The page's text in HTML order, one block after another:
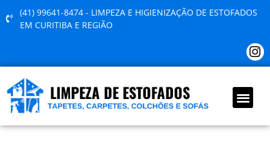
(41) 99641-8474 - LIMPEZA E HIGIENIZAÇÃO DE ESTOFADOS
EM CURITIBA E REGIÃO